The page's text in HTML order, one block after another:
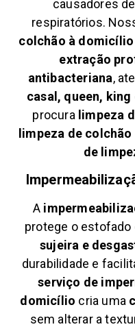
causadores
respiratórios.
colchão à domicílio
extração
antibacteriana,
casal, queen, king
procura limpeza
limpeza de
de
A
protege o estofado
sujeira e
durabilidade e
serviço de
domicílio cria uma
sem alterar a